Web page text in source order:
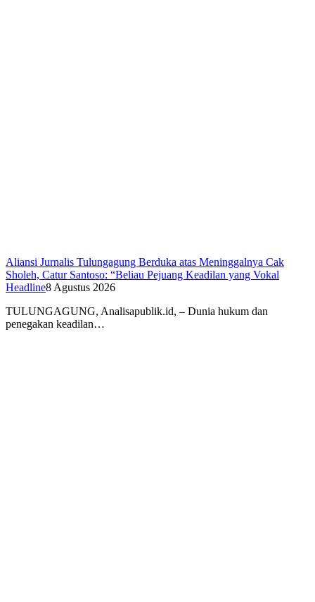
Aliansi Jurnalis Tulungagung Berduka atas Meninggalnya Cak
Sholeh, Catur Santoso: “Beliau Pejuang Keadilan yang Vokal
Headline8 Agustus 2026
​TULUNGAGUNG, Analisapublik.id, – Dunia hukum dan
penegakan keadilan…